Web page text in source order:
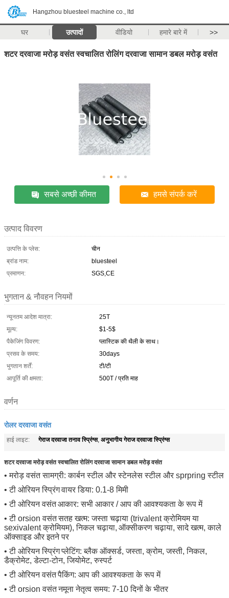
Hangzhou bluesteel machine co., ltd
घर उत्पादों वीडियो हमारे बारे में >>
शटर दरवाजा मरोड़ वसंत स्वचालित रोलिंग दरवाजा सामान डबल मरोड़ वसंत
सबसे अच्छी कीमत हमसे संपर्क करें
उत्पाद विवरण
उत्पत्ति के प्लेस:
चीन
ब्रांड नाम:
bluesteel
प्रमाणन:
SGS,CE
भुगतान & नौवहन नियमों
न्यूनतम आदेश मात्रा:
25T
मूल्य:
$1-5$
पैकेजिंग विवरण:
प्लास्टिक की थैली के साथ।
प्रसव के समय:
30days
भुगतान शर्तें:
टी/टी
आपूर्ति की क्षमता:
500T / प्रति माह
वर्णन
रोलर दरवाजा वसंत
हाई लाइट: गेराज दरवाजा तनाव स्प्रिंग्स, अनुभागीय गेराज दरवाजा स्प्रिंग्स
शटर दरवाजा मरोड़ वसंत स्वचालित रोलिंग दरवाजा सामान डबल मरोड़ वसंत
• मरोड़ वसंत सामग्री: कार्बन स्टील और स्टेनलेस स्टील और sprpring स्टील
•टी ओरियन स्प्रिंगवायर डिया: 0.1-8 मिमी
•टी ओरियन वसंतआकार: सभी आकार / आप की आवश्यकता के रूप में
•टी orsion वसंतसतह खत्म: जस्ता चढ़ाया (trivalent क्रोमियम या
sexivalent क्रोमियम), निकल चढ़ाया, ऑक्सीकरण चढ़ाया, सादे खत्म,काले
ऑक्साइड और इतने पर
•टी ओरियन स्प्रिंगप्लेटिंग: ब्लैक ऑक्सर्ड, जस्ता, क्रोम, जस्ती, निकल,
डैक्रोमेट, डेल्टा-टोन, जियोमेट, रुस्पर्ट
•टी ओरियन वसंतपैकिंग: आप की आवश्यकता के रूप में
•टी orsion वसंतनमूना नेतृत्व समय: 7-10 दिनों के भीतर